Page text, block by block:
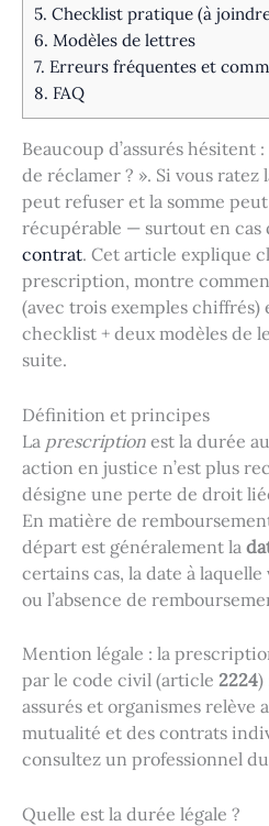
5. Checklist pratique (à
6. Modèles de lettres
7. Erreurs fréquentes et
8. FAQ
Beaucoup d’assurés
de réclamer ? ». Si vous
peut refuser et la somme
récupérable — surtout en cas
contrat. Cet article explique
prescription, montre
(avec trois exemples
checklist + deux modèles de
suite.
Définition et principes
La prescription est la durée
action en justice n’est plus
désigne une perte de droit
En matière de
départ est généralement la
certains cas, la date à
ou l’absence de
Mention légale : la
par le code civil (article 2224)
assurés et organismes relève
mutualité et des contrats
consultez un professionnel
Quelle est la durée légale ?